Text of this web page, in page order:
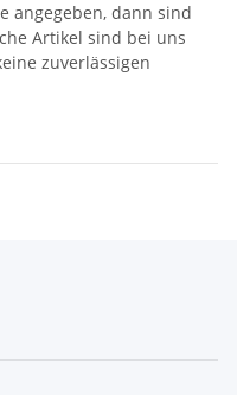
angegeben, dann sind
Artikel sind bei uns
zuverlässigen